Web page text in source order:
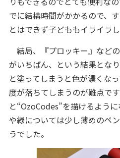
でに結構時間がかかるので、
とはできず子どももイライラし
結局、『プロッキー』など
がいちばん、という結果とな
と塗ってしまうと色が濃くな
度が落ちてしまうのが難点で
と“OzoCodes”を描けるよう
や緑については少し薄めのペ
うでした。